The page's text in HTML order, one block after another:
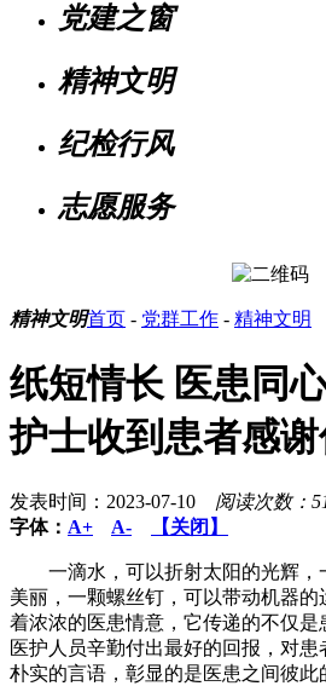
党建之窗
精神文明
纪检行风
志愿服务
精神文明首页 - 党群工作 - 精神文明
纸短情长 医患同
护士收到患者感
发表时间：2023-07-10 阅读次数：
字体： A+ A- 【关闭】
一滴水，可以折射太阳的光辉
美丽，一颗螺丝钉，可以带动机器
着浓浓的医患情意，它传递的不仅
医护人员辛勤付出最好的回报，对患
朴实的言语，彰显的是医患之间彼此